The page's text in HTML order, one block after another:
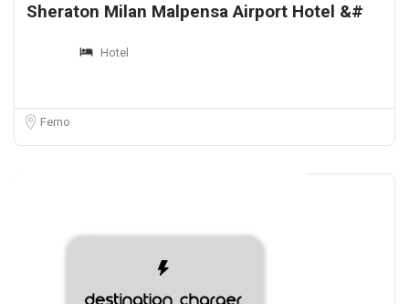
Sheraton Milan Malpensa Airport Hotel &#
Hotel
Ferno